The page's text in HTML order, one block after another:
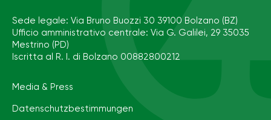
Sede legale: Via Bruno Buozzi 30 39100 Bolzano (BZ)
Ufficio amministrativo centrale: Via G. Galilei, 29 35035
Mestrino (PD)
Iscritta al R. I. di Bolzano 00882800212
Media & Press
Datenschutzbestimmungen